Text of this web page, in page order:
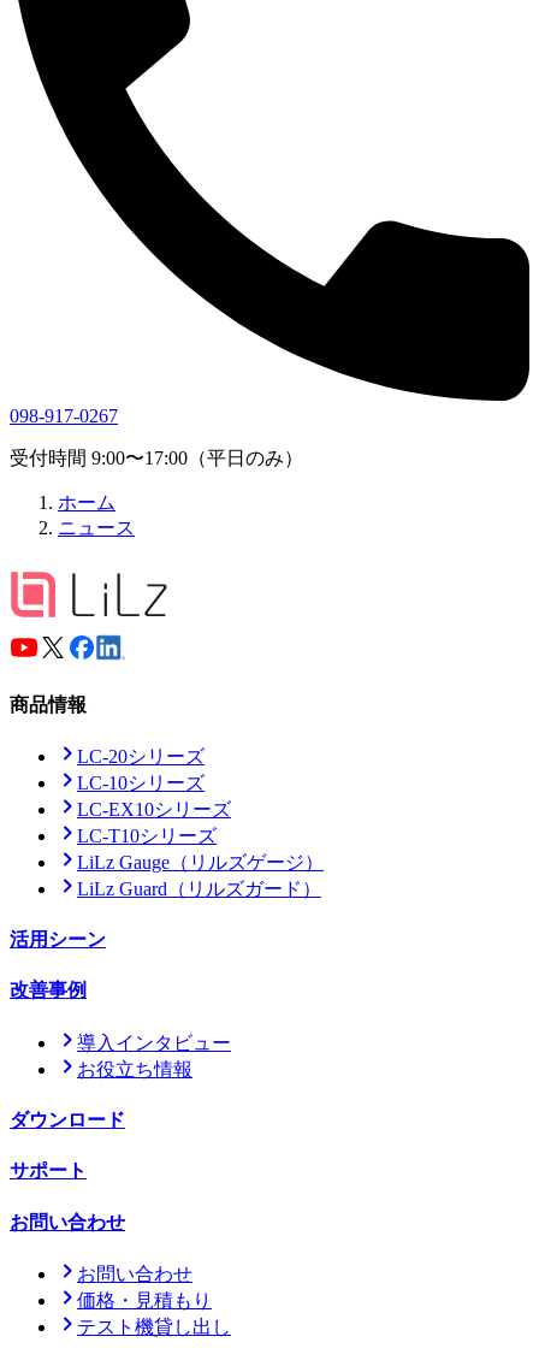
098-917-0267
受付時間 9:00〜17:00（平日のみ）
ホーム
ニュース
商品情報
LC-20シリーズ
LC-10シリーズ
LC-EX10シリーズ
LC-T10シリーズ
LiLz Gauge （リルズゲージ）
LiLz Guard （リルズガード）
活用シーン
改善事例
導入インタビュー
お役立ち情報
ダウンロード
サポート
お問い合わせ
お問い合わせ
価格・見積もり
テスト機貸し出し